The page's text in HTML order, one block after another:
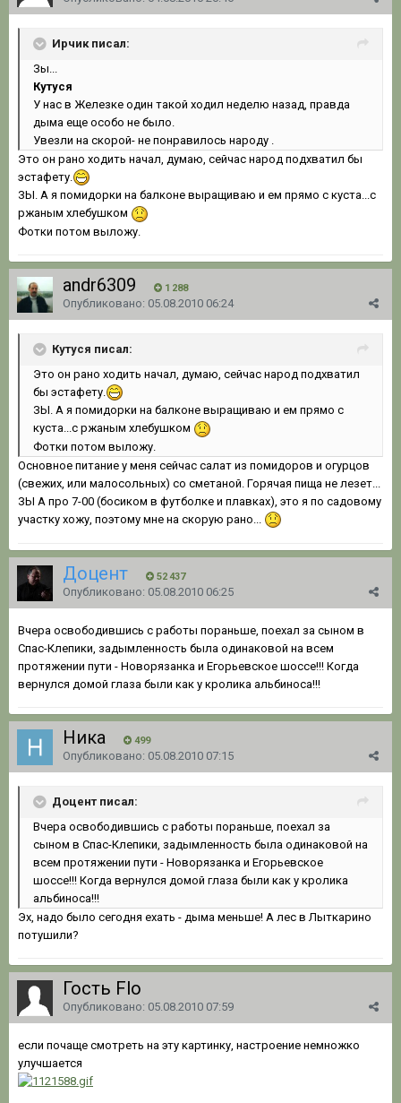
Ирчик писал:
Зы...
Кутуся
У нас в Железке один такой xодил неделю назад, правда
дыма еще особо не было.
Увезли на скорой- не понравилось народу .
Это он рано ходить начал, думаю, сейчас народ подхватил бы
эстафету.
ЗЫ. А я помидорки на балконе выращиваю и ем прямо с куста...с
ржаным хлебушком
Фотки потом выложу.
andr6309 1 288
Опубликовано: 05.08.2010 06:24
Кутуся писал:
Это он рано ходить начал, думаю, сейчас народ подхватил
бы эстафету.
ЗЫ. А я помидорки на балконе выращиваю и ем прямо с
куста...с ржаным хлебушком
Фотки потом выложу.
Основное питание у меня сейчас салат из помидоров и огурцов
(свежих, или малосольных) со сметаной. Горячая пища не лезет...
ЗЫ А про 7-00 (босиком в футболке и плавках), это я по садовому
участку хожу, поэтому мне на скорую рано...
Доцент 52 437
Опубликовано: 05.08.2010 06:25
Вчера освободившись с работы пораньше, поехал за сыном в
Спас-Клепики, задымленность была одинаковой на всем
протяжении пути - Новорязанка и Егорьевское шоссе!!! Когда
вернулся домой глаза были как у кролика альбиноса!!!
Ника 499
Опубликовано: 05.08.2010 07:15
Доцент писал:
Вчера освободившись с работы пораньше, поехал за
сыном в Спас-Клепики, задымленность была одинаковой на
всем протяжении пути - Новорязанка и Егорьевское
шоссе!!! Когда вернулся домой глаза были как у кролика
альбиноса!!!
Эх, надо было сегодня ехать - дыма меньше! А лес в Лыткарино
потушили?
Гость Flo
Опубликовано: 05.08.2010 07:59
если почаще смотреть на эту картинку, настроение немножко
улучшается